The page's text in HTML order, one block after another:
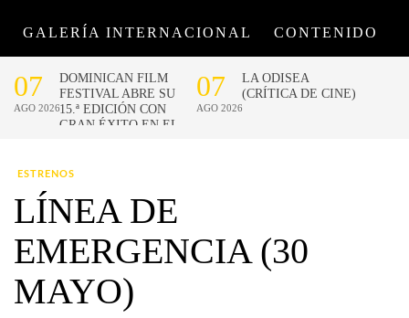
GALERÍA INTERNACIONAL CONTENIDO
ESTRENOS
LÍNEA DE
EMERGENCIA (30
MAYO)